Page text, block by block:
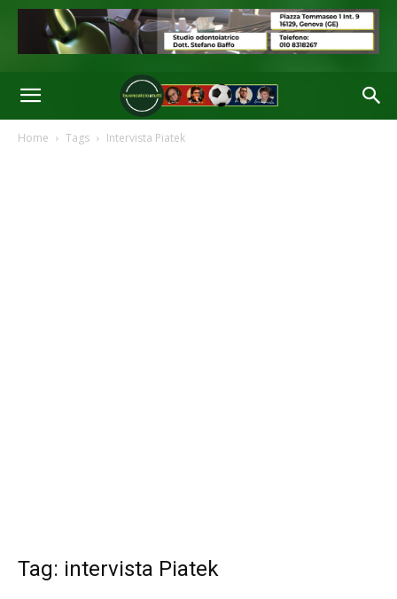
Home Tags Intervista Piatek
Tag: intervista Piatek